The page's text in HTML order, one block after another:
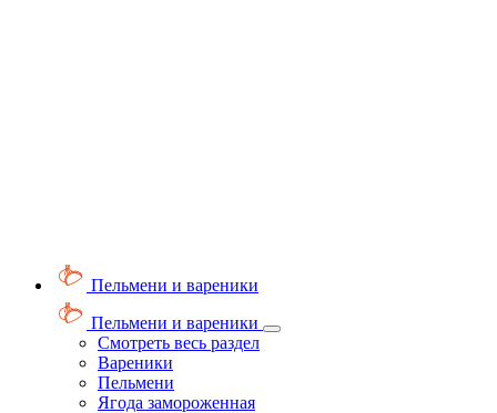
Пельмени и вареники
Пельмени и вареники
Смотреть весь раздел
Вареники
Пельмени
Ягода замороженная